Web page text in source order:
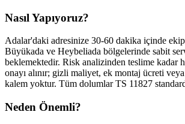
Nasıl Yapıyoruz?
Adalar'daki adresinize 30-60 dakika içinde
Büyükada ve Heybeliada bölgelerinde sabit
beklemektedir. Risk analizinden teslime kadar
onayı alınır; gizli maliyet, ek montaj ücreti
kalem yoktur. Tüm dolumlar TS 11827
Neden Önemli?